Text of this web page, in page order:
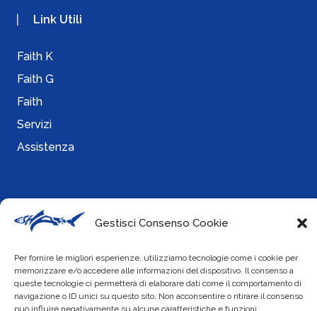
Gestisci Consenso Cookie
Per fornire le migliori esperienze, utilizziamo tecnologie come i cookie per
memorizzare e/o accedere alle informazioni del dispositivo. Il consenso a
queste tecnologie ci permetterà di elaborare dati come il comportamento di
navigazione o ID unici su questo sito. Non acconsentire o ritirare il consenso
può influire negativamente su alcune caratteristiche e funzioni.
Link Utili
Faith K
Faith G
Faith
Servizi
Assistenza
Info
Privacy Policy